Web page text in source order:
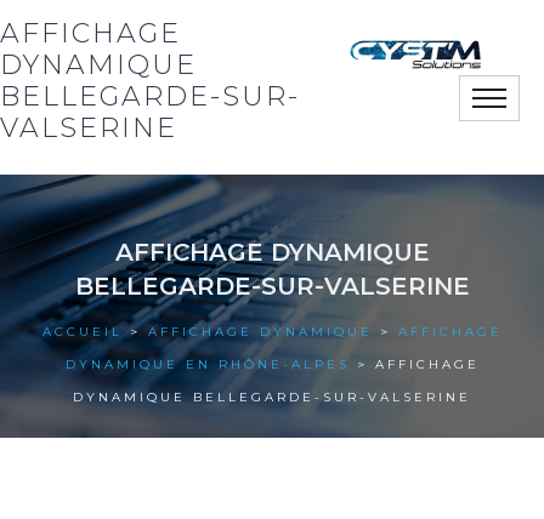
AFFICHAGE
DYNAMIQUE
BELLEGARDE-SUR-
VALSERINE
Notre société
Nos solutions
Nos actus
Nos références
Toggle
AFFICHAGE DYNAMIQUE
BELLEGARDE-SUR-VALSERINE
ACCUEIL >AFFICHAGE DYNAMIQUE > AFFICHAGE
DYNAMIQUE EN RHÔNE-ALPES > AFFICHAGE
DYNAMIQUE BELLEGARDE-SUR-VALSERINE